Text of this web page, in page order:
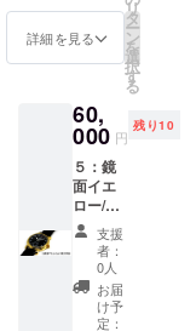
材：時
計本体/
ティー
ル
キャリ
ング
ケース/
合皮 ・
カラー
展開：
文字盤/
白.黒
時計本
・商品
サイ
ｃｍ
（リュ
ーズ含
まず）×
厚み1ｃ
ｍ×ラグ
幅2.2ｃ
ｍ ：
キャリ
ング
ケース/
イアル
＆針
プ
作マ
ニュア
ル
５．す
べてを
収める
キャ
計組立
てキッ
ト） ・
１．必
要な工
具一
式
２.
機械式
手巻
ムーブ
メン
ト
詳細を見る
リ
タ
ー
ン
を
選
択
す
る
60,
000 円
残り10
５：鏡
面イエ
ロー/黒
文字盤
【定価
65000
円から
5000円
引き】
支援
者：
0人
お届
け予
定：